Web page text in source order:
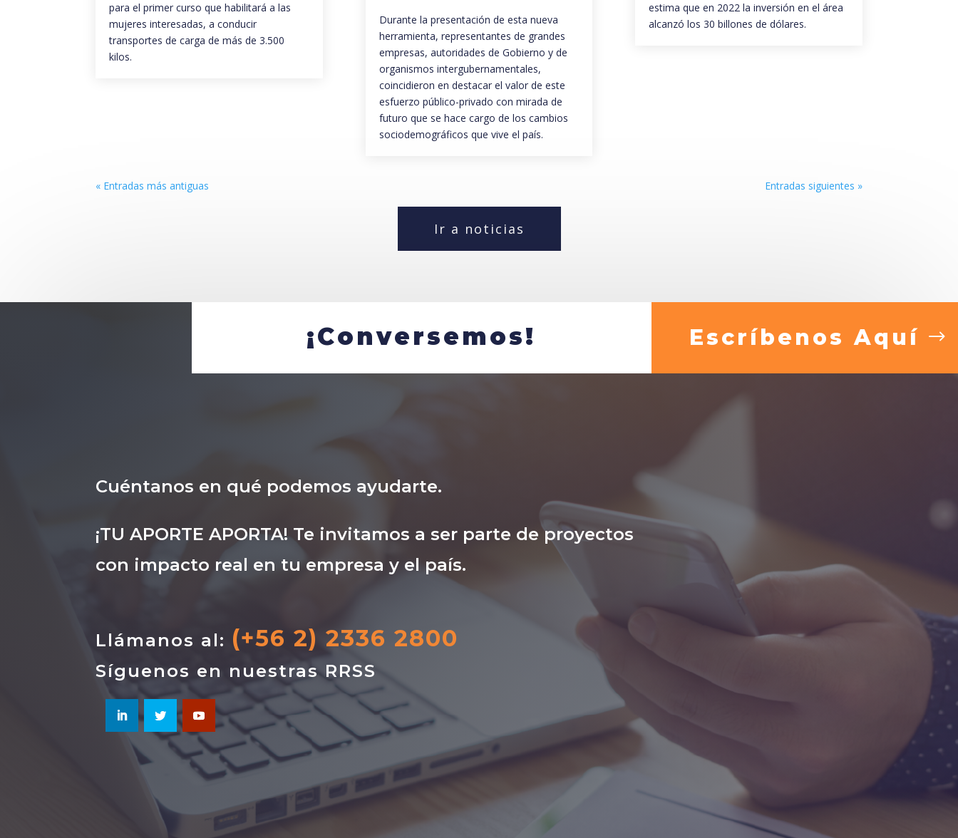
para el primer curso que habilitará a las
mujeres interesadas, a conducir
transportes de carga de más de 3.500
kilos.
Durante la presentación de esta nueva
herramienta, representantes de grandes
empresas, autoridades de Gobierno y de
organismos intergubernamentales,
coincidieron en destacar el valor de este
esfuerzo público-privado con mirada de
futuro que se hace cargo de los cambios
sociodemográficos que vive el país.
estima que en 2022 la inversión en el área
alcanzó los 30 billones de dólares.
« Entradas más antiguas Entradas siguientes »
Ir a noticias
¡Conversemos! Escríbenos Aquí
Cuéntanos en qué podemos ayudarte.
¡TU APORTE APORTA! Te invitamos a ser parte de proyectos
con impacto real en tu empresa y el país.
Llámanos al: (+56 2) 2336 2800
Síguenos en nuestras RRSS